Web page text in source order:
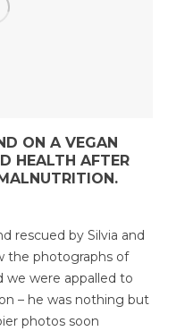
ON A VEGAN
HEALTH AFTER
rescued by Silvia and
the photographs of
we were appalled to
– he was nothing but
photos soon